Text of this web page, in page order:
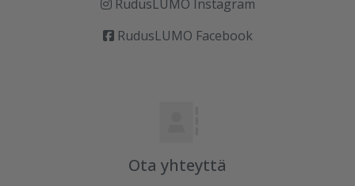
RudusLUMO Instagram
RudusLUMO Facebook
Ota yhteyttä